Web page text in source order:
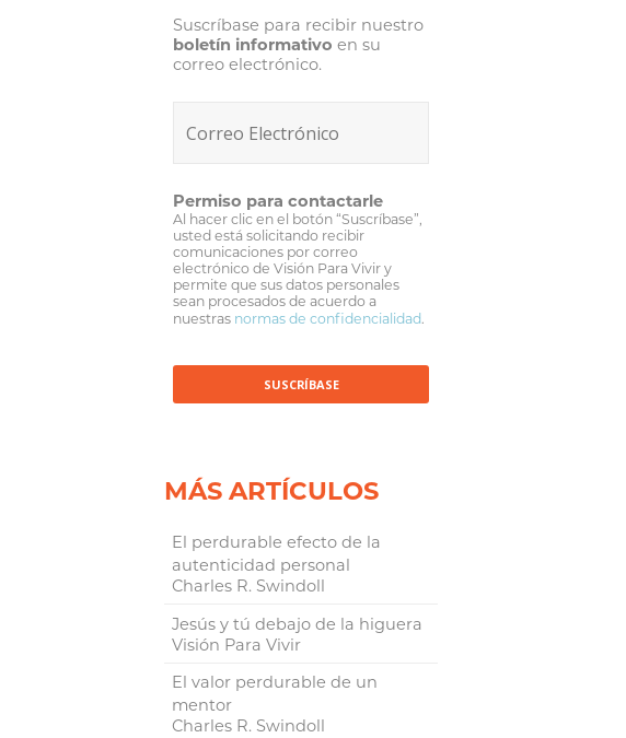
Suscríbase para recibir nuestro
boletín informativo en su
correo electrónico.
Permiso para contactarle
Al hacer clic en el botón “Suscríbase”,
usted está solicitando recibir
comunicaciones por correo
electrónico de Visión Para Vivir y
permite que sus datos personales
sean procesados de acuerdo a
nuestras normas de confidencialidad.
MÁS ARTÍCULOS
El perdurable efecto de la
autenticidad personal
Charles R. Swindoll
Jesús y tú debajo de la higuera
Visión Para Vivir
El valor perdurable de un
mentor
Charles R. Swindoll